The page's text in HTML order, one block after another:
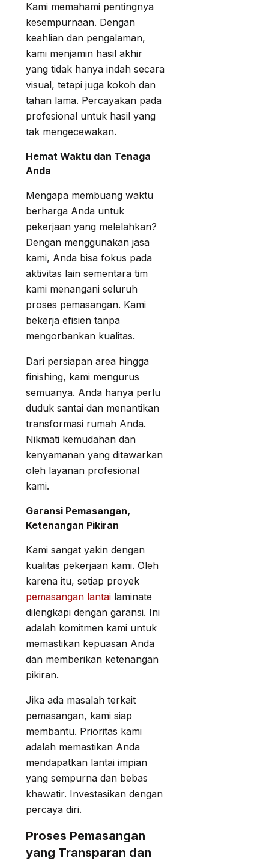
Kami memahami pentingnya
kesempurnaan. Dengan
keahlian dan pengalaman,
kami menjamin hasil akhir
yang tidak hanya indah secara
visual, tetapi juga kokoh dan
tahan lama. Percayakan pada
profesional untuk hasil yang
tak mengecewakan.
Hemat Waktu dan Tenaga
Anda
Mengapa membuang waktu
berharga Anda untuk
pekerjaan yang melelahkan?
Dengan menggunakan jasa
kami, Anda bisa fokus pada
aktivitas lain sementara tim
kami menangani seluruh
proses pemasangan. Kami
bekerja efisien tanpa
mengorbankan kualitas.
Dari persiapan area hingga
finishing, kami mengurus
semuanya. Anda hanya perlu
duduk santai dan menantikan
transformasi rumah Anda.
Nikmati kemudahan dan
kenyamanan yang ditawarkan
oleh layanan profesional
kami.
Garansi Pemasangan,
Ketenangan Pikiran
Kami sangat yakin dengan
kualitas pekerjaan kami. Oleh
karena itu, setiap proyek
pemasangan lantai laminate
dilengkapi dengan garansi. Ini
adalah komitmen kami untuk
memastikan kepuasan Anda
dan memberikan ketenangan
pikiran.
Jika ada masalah terkait
pemasangan, kami siap
membantu. Prioritas kami
adalah memastikan Anda
mendapatkan lantai impian
yang sempurna dan bebas
khawatir. Investasikan dengan
percaya diri.
Proses Pemasangan
yang Transparan dan